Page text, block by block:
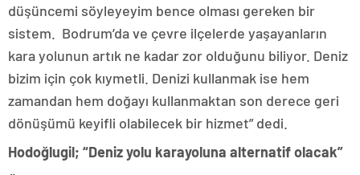
düşüncemi söyleyeyim bence olması gereken bir
sistem. Bodrum’da ve çevre ilçelerde yaşayanların
kara yolunun artık ne kadar zor olduğunu biliyor. Deniz
bizim için çok kıymetli. Denizi kullanmak ise hem
zamandan hem doğayı kullanmaktan son derece geri
dönüşümü keyifli olabilecek bir hizmet” dedi.
Hodoğlugil; “Deniz yolu karayoluna alternatif olacak”